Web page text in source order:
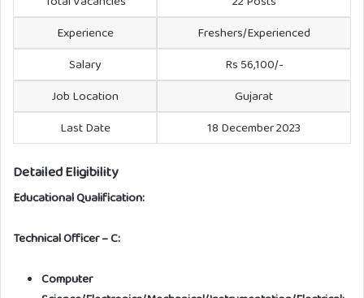
Experience
Freshers/Experienced
Salary
Rs 56,100/-
Job Location
Gujarat
Last Date
18 December 2023
Detailed Eligibility
Educational Qualification:
Technical Officer – C:
Computer